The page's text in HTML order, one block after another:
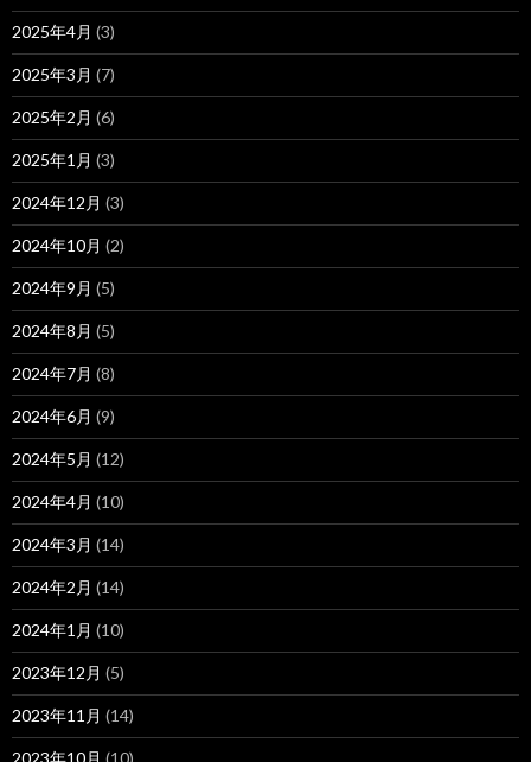
2025年4月 (3)
2025年3月 (7)
2025年2月 (6)
2025年1月 (3)
2024年12月 (3)
2024年10月 (2)
2024年9月 (5)
2024年8月 (5)
2024年7月 (8)
2024年6月 (9)
2024年5月 (12)
2024年4月 (10)
2024年3月 (14)
2024年2月 (14)
2024年1月 (10)
2023年12月 (5)
2023年11月 (14)
2023年10月 (10)